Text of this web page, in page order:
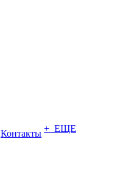
Контакты + ЕЩЕ